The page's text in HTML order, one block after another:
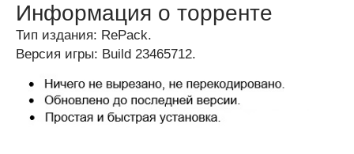
Информация о торренте
Тип издания: RePack.
Версия игры: Build 23465712.